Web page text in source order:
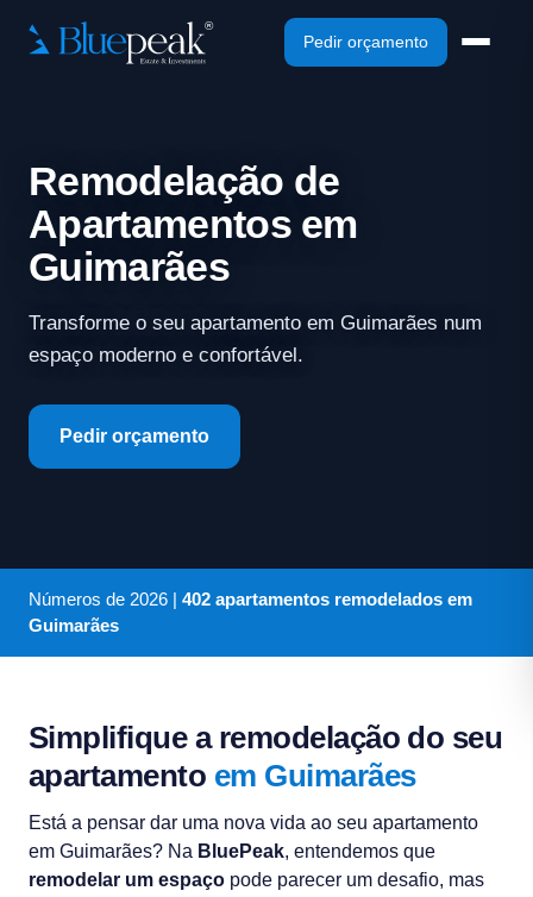
Pedir orçamento
Remodelação de
Apartamentos em
Guimarães
Transforme o seu apartamento em Guimarães num
espaço moderno e confortável.
Pedir orçamento
Números de 2026 | 402 apartamentos remodelados em
Guimarães
Simplifique a remodelação do seu
apartamento em Guimarães
Está a pensar dar uma nova vida ao seu apartamento
em Guimarães? Na BluePeak, entendemos que
remodelar um espaço pode parecer um desafio, mas